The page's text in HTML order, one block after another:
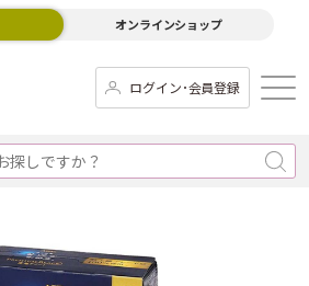
オンラインショップ
ログイン･会員登録